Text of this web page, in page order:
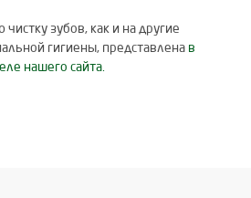
зубов, как и на другие
гигиены, представлена в
нашего сайта.